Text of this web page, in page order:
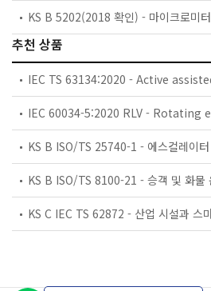
KS B 5202(2018 확인) - 마이크로미터
추천 상품